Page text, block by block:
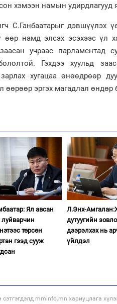
хэмээн намын удирдлагууд
С.Ганбаатарыг дэвшүүлэх
өөр намд элсэх эсэхээс үл
учраас парламентад
Гэхдээ хуульд
хугацаа өнөөдрөөр
өөрөөр эргэх магадлал
Ял авсан
төрсөн
гээд сууж
Л.Энх-
дутуугийн
дээрэлхэх нь
үйлдэл
mminfo.mn хариуцлага